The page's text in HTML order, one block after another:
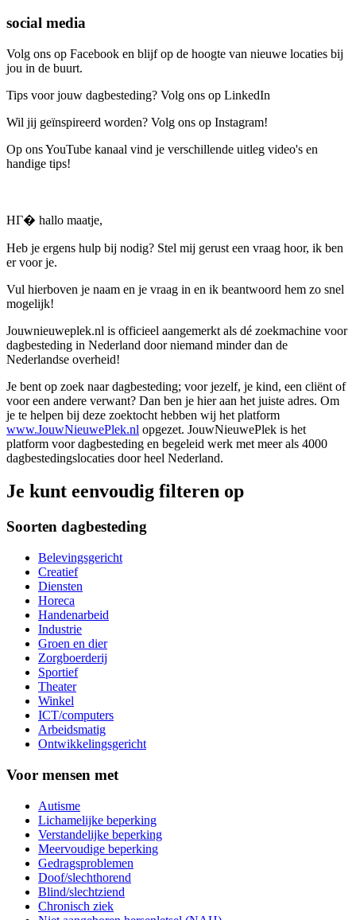
social media
Volg ons op Facebook en blijf op de hoogte van nieuwe locaties bij
jou in de buurt.
Tips voor jouw dagbesteding? Volg ons op LinkedIn
Wil jij geïnspireerd worden? Volg ons op Instagram!
Op ons YouTube kanaal vind je verschillende uitleg video's en
handige tips!
HГ� hallo maatje,
Heb je ergens hulp bij nodig? Stel mij gerust een vraag hoor, ik ben
er voor je.
Vul hierboven je naam en je vraag in en ik beantwoord hem zo snel
mogelijk!
Jouwnieuweplek.nl is officieel aangemerkt als dé zoekmachine voor
dagbesteding in Nederland door niemand minder dan de
Nederlandse overheid!
Je bent op zoek naar dagbesteding; voor jezelf, je kind, een cliënt of
voor een andere verwant? Dan ben je hier aan het juiste adres. Om
je te helpen bij deze zoektocht hebben wij het platform
www.JouwNieuwePlek.nl opgezet. JouwNieuwePlek is het
platform voor dagbesteding en begeleid werk met meer als 4000
dagbestedingslocaties door heel Nederland.
Je kunt eenvoudig filteren op
Soorten dagbesteding
Belevingsgericht
Creatief
Diensten
Horeca
Handenarbeid
Industrie
Groen en dier
Zorgboerderij
Sportief
Theater
Winkel
ICT/computers
Arbeidsmatig
Ontwikkelingsgericht
Voor mensen met
Autisme
Lichamelijke beperking
Verstandelijke beperking
Meervoudige beperking
Gedragsproblemen
Doof/slechthorend
Blind/slechtziend
Chronisch ziek